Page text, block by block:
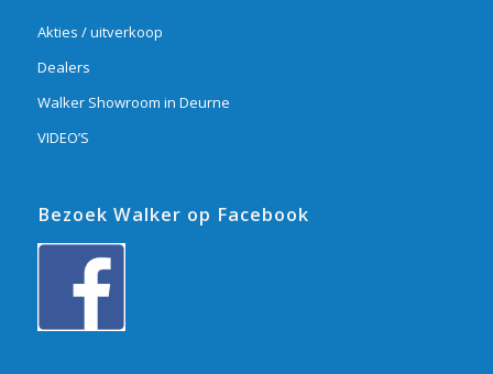
Akties / uitverkoop
Dealers
Walker Showroom in Deurne
VIDEO’S
Bezoek Walker op Facebook